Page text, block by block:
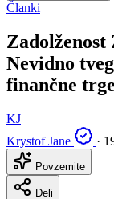
Članki
Nevidno
finančne trge
KJ
Krystof Jane
·
Povzemite
Deli